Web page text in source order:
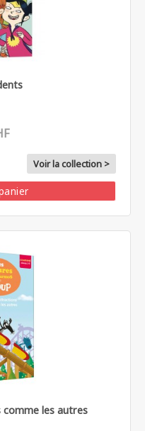
Voir la collection >
les autres